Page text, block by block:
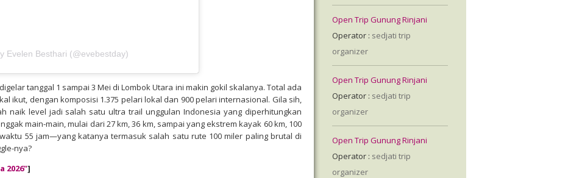
Evelen Besthari (@evebestday)
tanggal 1 sampai 3 Mei di Lombok Utara ini makin gokil skalanya. Total ada
ikut, dengan komposisi 1.375 pelari lokal dan 900 pelari internasional. Gila sih,
naik level jadi salah satu ultra trail unggulan Indonesia yang diperhitungkan
main-main, mulai dari 27 km, 36 km, sampai yang ekstrem kayak 60 km, 100
55 jam—yang katanya termasuk salah satu rute 100 miler paling brutal di
nya?
2026"]
Open Trip Gunung Rinjani
Operator : sedjati trip
organizer
Open Trip Gunung Rinjani
Operator : sedjati trip
organizer
Open Trip Gunung Rinjani
Operator : sedjati trip
organizer